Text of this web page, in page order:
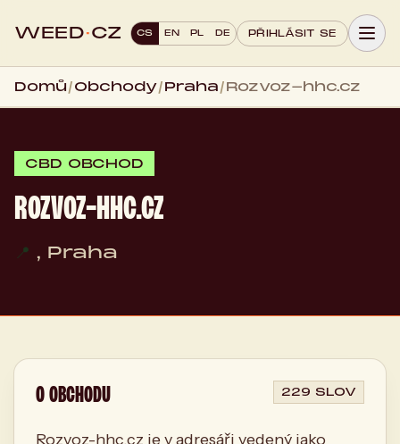
WEED·CZ CS EN PL DE PŘIHLÁSIT SE
Domů/Obchody/Praha/Rozvoz-hhc.cz
CBD OBCHOD
ROZVOZ-HHC.CZ
📍 , Praha
O OBCHODU 229 SLOV
Rozvoz-hhc.cz je v adresáři vedený jako